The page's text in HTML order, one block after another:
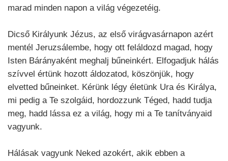
marad minden napon a világ végezetéig.
Dicső Királyunk Jézus, az első virágvasárnapon azért
mentél Jeruzsálembe, hogy ott feláldozd magad, hogy
Isten Bárányaként meghalj bűneinkért. Elfogadjuk hálás
szívvel értünk hozott áldozatod, köszönjük, hogy
elvetted bűneinket. Kérünk légy életünk Ura és Királya,
mi pedig a Te szolgáid, hordozzunk Téged, hadd tudja
meg, hadd lássa ez a világ, hogy mi a Te tanítványaid
vagyunk.
Hálásak vagyunk Neked azokért, akik ebben a